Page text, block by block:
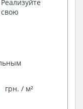
Реализуйте
свою
грн. / м²